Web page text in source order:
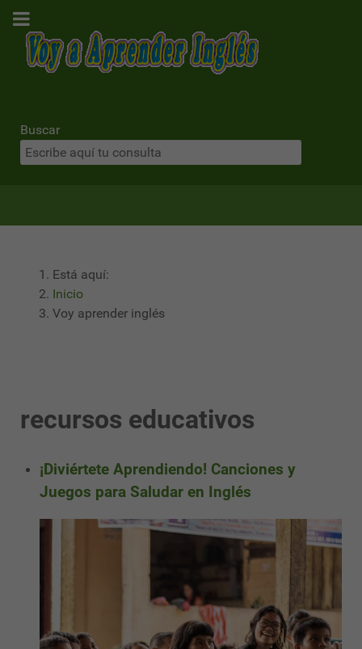
Buscar
Está aquí:
Inicio
Voy aprender inglés
recursos educativos
¡Diviértete Aprendiendo! Canciones y
Juegos para Saludar en Inglés